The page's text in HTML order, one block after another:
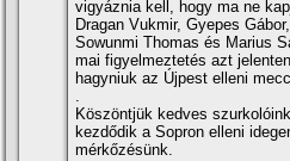
vigyáznia kell, hogy ma ne
Dragan Vukmir, Gyepes
Sowunmi Thomas és Marius
mai figyelmeztetés azt
hagyniuk az Újpest elleni
.
Köszöntjük kedves
kezdődik a Sopron elleni
mérkőzésünk.